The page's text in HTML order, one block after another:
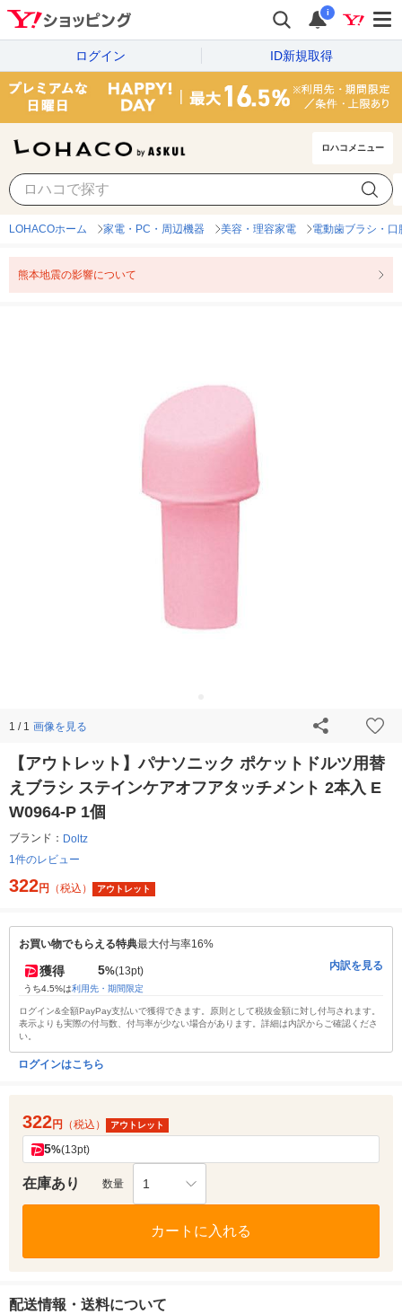
i
ログイン ID新規取得
ロハコメニュー
LOHACOホーム 家電・PC・周辺機器 美容・理容家電 電動歯ブラシ・口
熊本地震の影響について
1 / 1 画像を見る
【アウトレット】パナソニック ポケットドルツ用替
えブラシ ステインケアオフアタッチメント 2本入 E
W0964-P 1個
ブランド： Doltz
1件のレビュー
322円 （税込） アウトレット
お買い物でもらえる特典最大付与率16%
獲得 5%(13pt)
うち4.5%は利用先・期間限定
内訳を見る
ログイン&全額PayPay支払いで獲得できます。原則として税抜金額に対し付与されます。
表示よりも実際の付与数、付与率が少ない場合があります。詳細は内訳からご確認くださ
い。
ログインはこちら
322円 （税込） アウトレット
5%(13pt)
在庫あり 数量 1
カートに入れる
配送情報・送料について